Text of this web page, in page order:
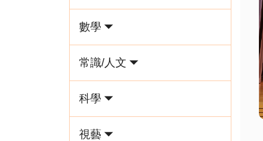
數學
常識/人文
科學
視藝